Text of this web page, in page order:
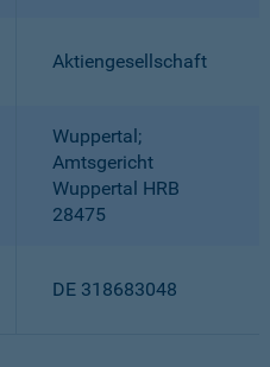
Aktiengesellschaft
Wuppertal;
Amtsgericht
Wuppertal HRB
28475
DE 318683048